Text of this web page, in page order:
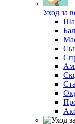
Уход за